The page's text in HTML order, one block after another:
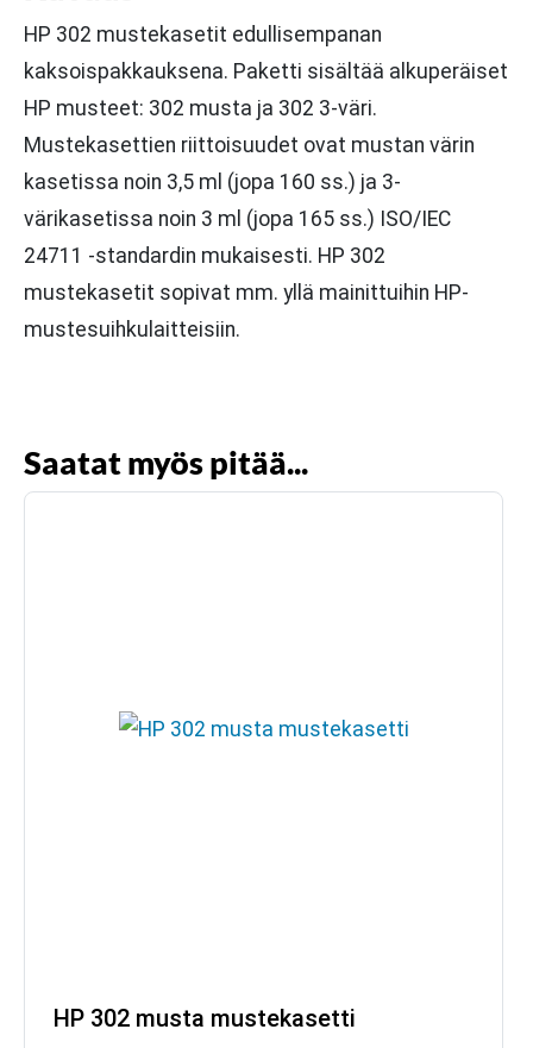
HP 302 mustekasetit edullisempanan
kaksoispakkauksena. Paketti sisältää alkuperäiset
HP musteet: 302 musta ja 302 3-väri.
Mustekasettien riittoisuudet ovat mustan värin
kasetissa noin 3,5 ml (jopa 160 ss.) ja 3-
värikasetissa noin 3 ml (jopa 165 ss.) ISO/IEC
24711 -standardin mukaisesti. HP 302
mustekasetit sopivat mm. yllä mainittuihin HP-
mustesuihkulaitteisiin.
Saatat myös pitää...
HP 302 musta mustekasetti